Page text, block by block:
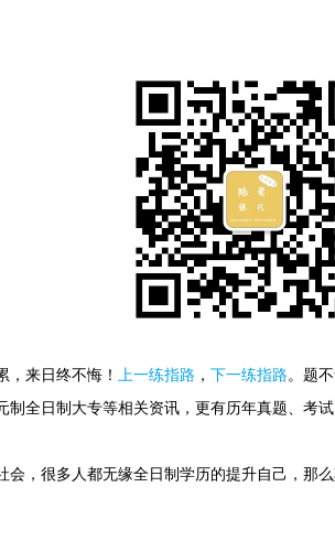
来日终不悔！ 上一练指路 ， 下一练指路。 题
制全日制大专等相关资讯，更有历年真题、考
，很多人都无缘全日制学历的提升自己，那么